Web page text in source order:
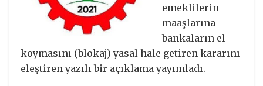
emeklilerin
maaşlarına
bankaların el
koymasını (blokaj) yasal hale getiren kararını
eleştiren yazılı bir açıklama yayımladı.